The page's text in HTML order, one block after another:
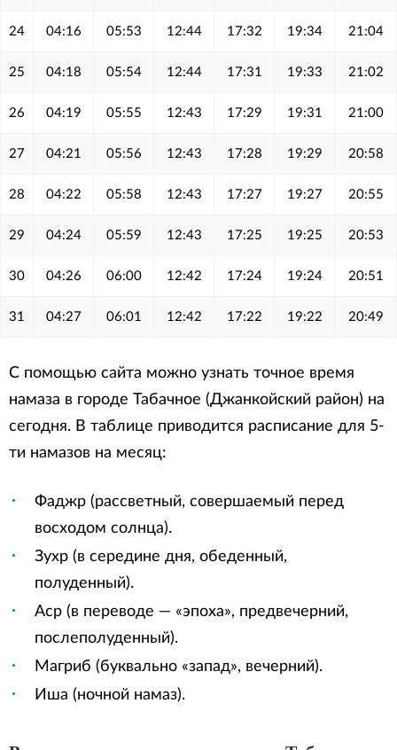
24 04:16 05:53 12:44 17:32 19:34 21:04
25 04:18 05:54 12:44 17:31 19:33 21:02
26 04:19 05:55 12:43 17:29 19:31 21:00
27 04:21 05:56 12:43 17:28 19:29 20:58
28 04:22 05:58 12:43 17:27 19:27 20:55
29 04:24 05:59 12:43 17:25 19:25 20:53
30 04:26 06:00 12:42 17:24 19:24 20:51
31 04:27 06:01 12:42 17:22 19:22 20:49
С помощью сайта можно узнать точное время
намаза в городе Табачное (Джанкойский район) на
сегодня. В таблице приводится расписание для 5-
ти намазов на месяц:
Фаджр (рассветный, совершаемый перед
восходом солнца).
Зухр (в середине дня, обеденный,
полуденный).
Аср (в переводе — «эпоха», предвечерний,
послеполуденный).
Магриб (буквально «запад», вечерний).
Иша (ночной намаз).